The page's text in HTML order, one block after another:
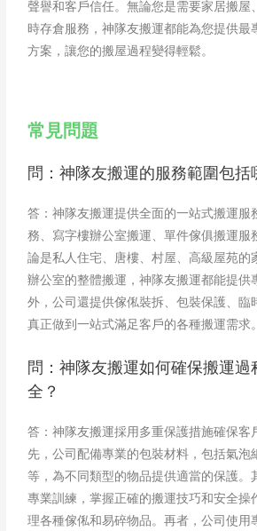
聲譽和客戶信任。無論您是需要家居搬屋
時存倉服務，神隊友搬運都能為您提供最
方案，讓您的搬屋過程變得輕鬆。
常見問題
問：神隊友搬運的服務範圍包括
答：神隊友搬運提供全面的一站式搬運服
務、寫字樓辦公室搬運、單件傢俱搬運服
論是私人住宅、唐樓、村屋、高級屋苑的
辦公室的整體搬運，神隊友搬運都能提供
外，公司還提供傢俬裝拆、包裝保護、臨
真正做到一站式滿足客戶的各種搬運需求。
問：神隊友搬運如何確保搬運過
全？
答：神隊友搬運採用多重保護措施確保客
先，公司配備專業的包裝材料，包括氣泡
等，為不同類型的物品提供適當的保護。
專業訓練，掌握正確的搬運技巧和安全操
理各種傢俬和易碎物品。再者，公司使用